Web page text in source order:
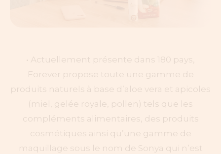
• Actuellement présente dans 180 pays,
Forever propose toute une gamme de
produits naturels à base d’aloe vera et apicoles
(miel, gelée royale, pollen) tels que les
compléments alimentaires, des produits
cosmétiques ainsi qu’une gamme de
maquillage sous le nom de Sonya qui n’est